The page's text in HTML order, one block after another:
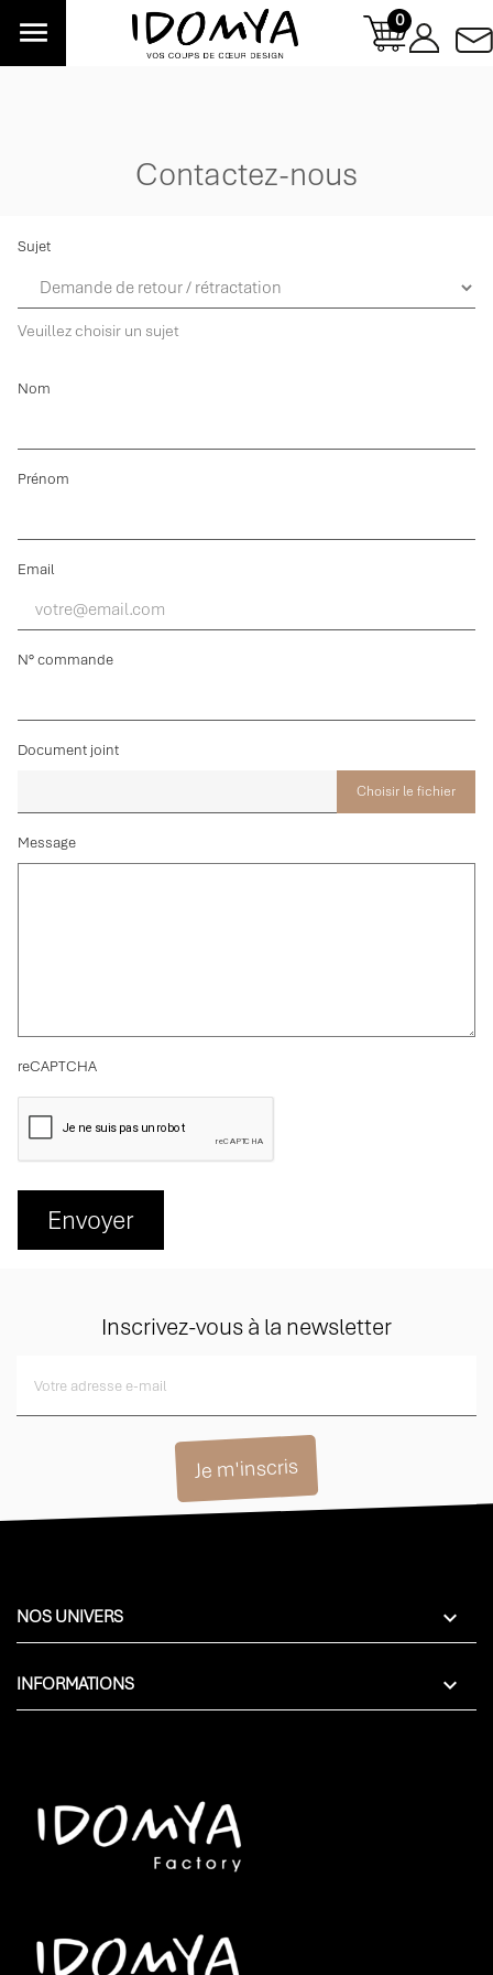
 0
Contactez-nous
Sujet
Veuillez choisir un sujet
Nom
Prénom
Email
N° commande
Document joint
Choisir le fichier
Message
reCAPTCHA
Envoyer
Inscrivez-vous à la newsletter
NOS UNIVERS 
INFORMATIONS 